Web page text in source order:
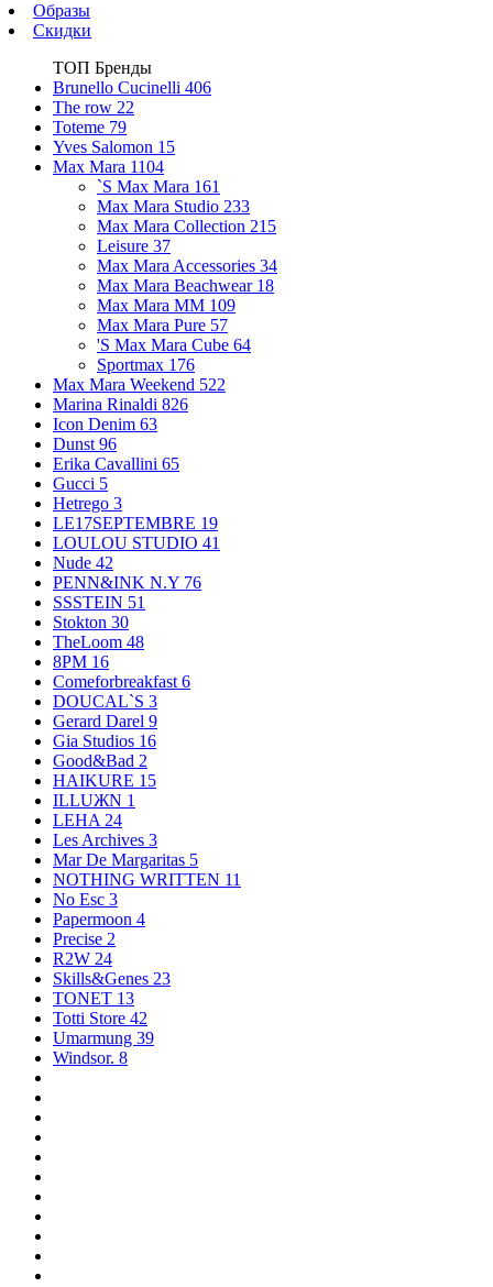
Образы
Скидки
ТОП Бренды
Brunello Cucinelli 406
The row 22
Toteme 79
Yves Salomon 15
Max Mara 1104
`S Max Mara 161
Max Mara Studio 233
Max Mara Collection 215
Leisure 37
Max Mara Accessories 34
Max Mara Beachwear 18
Max Mara MM 109
Max Mara Pure 57
'S Max Mara Cube 64
Sportmax 176
Max Mara Weekend 522
Marina Rinaldi 826
Icon Denim 63
Dunst 96
Erika Cavallini 65
Gucci 5
Hetrego 3
LE17SEPTEMBRE 19
LOULOU STUDIO 41
Nude 42
PENN&INK N.Y 76
SSSTEIN 51
Stokton 30
TheLoom 48
8PM 16
Comeforbreakfast 6
DOUCAL`S 3
Gerard Darel 9
Gia Studios 16
Good&Bad 2
HAIKURE 15
ILLUЖN 1
LEHA 24
Les Archives 3
Mar De Margaritas 5
NOTHING WRITTEN 11
No Esc 3
Papermoon 4
Precise 2
R2W 24
Skills&Genes 23
TONET 13
Totti Store 42
Umarmung 39
Windsor. 8